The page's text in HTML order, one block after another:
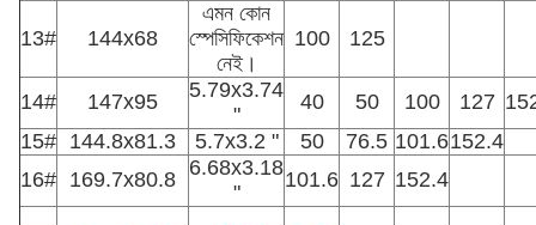
13# 144x68
এমন কোন
স্পেসিফিকেশন
নেই।
100 125
14# 147x95
5.79x3.74
"
40 50 100 127
15# 144.8x81.3 5.7x3.2 " 50 76.5 101.6152.4
16# 169.7x80.8 6.68x3.18
"
101.6 127 152.4